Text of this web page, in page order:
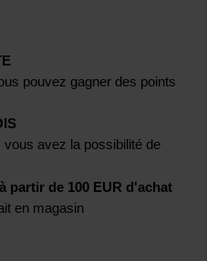
pouvez gagner des points
avez la possibilité de
partir de 100 EUR d'achat
en magasin